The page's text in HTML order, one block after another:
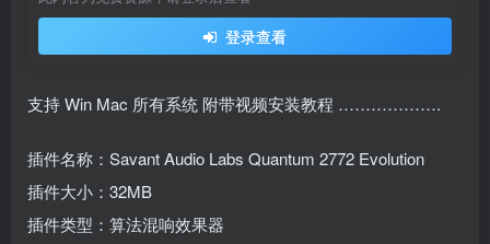
登录查看
支持 Win Mac 所有系统 附带视频安装教程 ……………….
插件名称：Savant Audio Labs Quantum 2772 Evolution
插件大小：32MB
插件类型：算法混响效果器